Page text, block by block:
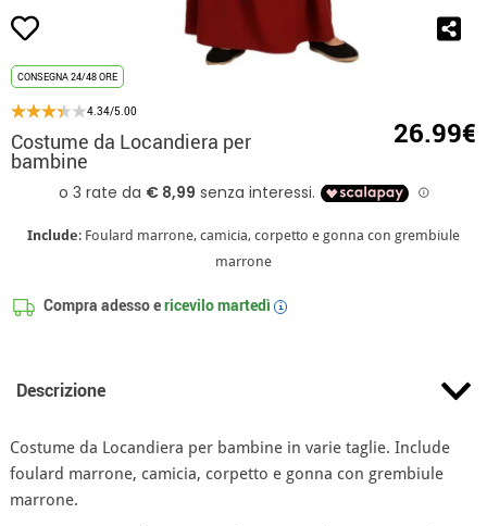
CONSEGNA 24/48 ORE
4.34/5.00
Costume da Locandiera per
bambine
26.99€
Include: Foulard marrone, camicia, corpetto e gonna con grembiule
marrone
Compra adesso ericevilomartedì i
Descrizione
Costume da Locandiera per bambine in varie taglie. Include
foulard marrone, camicia, corpetto e gonna con grembiule
marrone.